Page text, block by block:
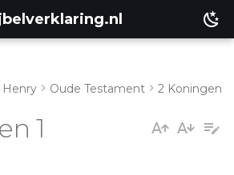
Oude Testament 2 Koningen
1